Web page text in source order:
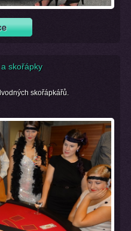
skořápky
skořápkářů.